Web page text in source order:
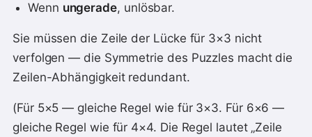
Wenn ungerade, unlösbar.
Sie müssen die Zeile der Lücke für 3×3 nicht
verfolgen — die Symmetrie des Puzzles macht die
Zeilen-Abhängigkeit redundant.
(Für 5×5 — gleiche Regel wie für 3×3. Für 6×6 —
gleiche Regel wie für 4×4. Die Regel lautet „Zeile